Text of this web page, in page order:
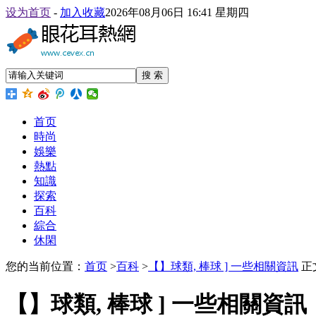
设为首页 - 加入收藏2026年08月06日 16:41 星期四
搜 索
首页
時尚
娛樂
熱點
知識
探索
百科
綜合
休閑
您的当前位置： 首页 >百科 > 【】球類, 棒球 ] 一些相關資訊 正
【】球類, 棒球 ] 一些相關資訊